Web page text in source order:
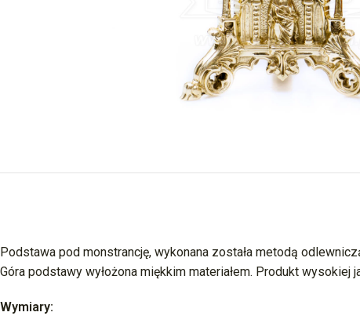
Podstawa pod monstrancję, wykonana została metodą
Góra podstawy wyłożona miękkim materiałem. Produkt wysokiej
Wymiary: